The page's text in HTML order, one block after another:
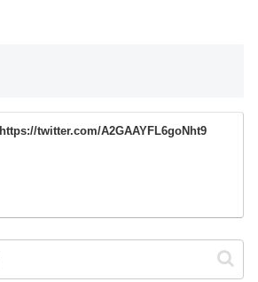
https://twitter.com/A2GAAYFL6goNht9